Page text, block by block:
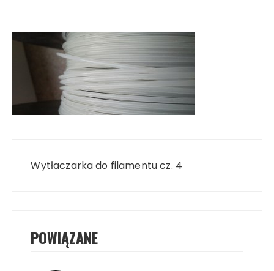
wpisu
Wytłaczarka do filamentu cz. 4
POWIĄZANE